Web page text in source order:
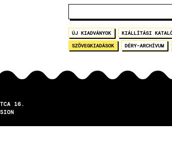
ÚJ KIADVÁNYOK KIÁLLÍTÁSI
SZÖVEGKIADÁSOK DÉRY-ARCHÍVUM
16.